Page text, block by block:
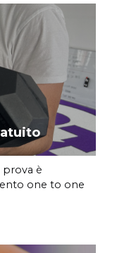
è
one to one